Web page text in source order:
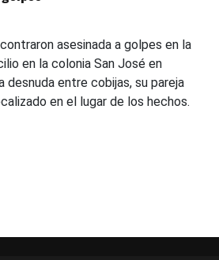
asesinada a golpes en la
en la colonia San José en
desnuda entre cobijas, su pareja
en el lugar de los hechos.
entradas